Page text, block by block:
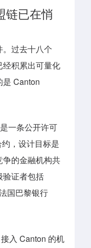
链已在悄
过去十八个
经积累出可量化
是 Canton
一条公开许可
，设计目标是
的金融机构共
验证者包括
国巴黎银行
入 Canton 的机